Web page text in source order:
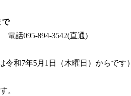
で
電話095-894-3542(直通)
令和7年5月1日（木曜日）からです）
。